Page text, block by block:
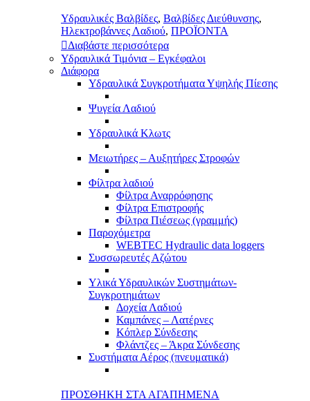
Υδραυλικές Βαλβίδες, Βαλβίδες Διεύθυνσης,
Ηλεκτροβάννες Λαδιού, ΠΡΟΪΟΝΤΑ
Διαβάστε περισσότερα
Υδραυλικά Τιμόνια – Εγκέφαλοι
Διάφορα
Υδραυλικά Συγκροτήματα Υψηλής Πίεσης
Ψυγεία Λαδιού
Υδραυλικά Κλωτς
Μειωτήρες – Αυξητήρες Στροφών
Φίλτρα λαδιού
Φίλτρα Αναρρόφησης
Φίλτρα Επιστροφής
Φίλτρα Πιέσεως (γραμμής)
Παροχόμετρα
WEBTEC Hydraulic data loggers
Συσσωρευτές Αζώτου
Υλικά Υδραυλικών Συστημάτων-
Συγκροτημάτων
Δοχεία Λαδιού
Καμπάνες – Λατέρνες
Κόπλερ Σύνδεσης
Φλάντζες – Άκρα Σύνδεσης
Συστήματα Αέρος (πνευματικά)
ΠΡΟΣΘΗΚΗ ΣΤΑ ΑΓΑΠΗΜΕΝΑ